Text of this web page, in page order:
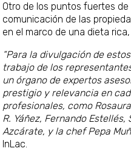
Otro de los puntos fuertes
comunicación de las
en el marco de una dieta
“Para la divulgación de
trabajo de los
un órgano de expertos
prestigio y relevancia en
profesionales, como
R. Yáñez, Fernando
Azcárate, y la chef Pepa
InLac.